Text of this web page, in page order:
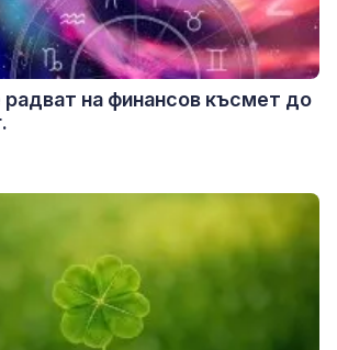
на финансов късмет до